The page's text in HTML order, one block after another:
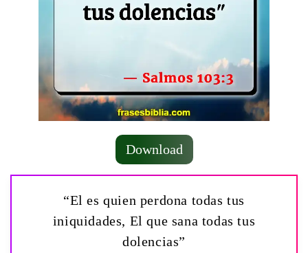
Download
“El es quien perdona todas tus
iniquidades, El que sana todas tus
dolencias”